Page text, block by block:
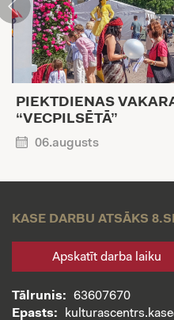
PIEKTDIENAS
“VECPILSĒTĀ”
06.augusts
KASE DARBU ATSĀKS
Apskatīt darba laiku
Tālrunis:
63607670
Epasts: